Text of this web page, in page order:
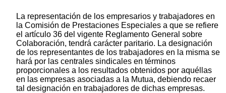
La representación de los empresarios y trabajadores en
la Comisión de Prestaciones Especiales a que se refiere
el artículo 36 del vigente Reglamento General sobre
Colaboración, tendrá carácter paritario. La designación
de los representantes de los trabajadores en la misma se
hará por las centrales sindicales en términos
proporcionales a los resultados obtenidos por aquéllas
en las empresas asociadas a la Mutua, debiendo recaer
tal designación en trabajadores de dichas empresas.